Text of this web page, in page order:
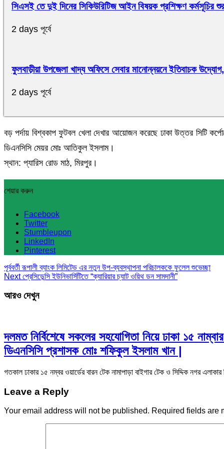
সিএসই তে দুই দিনের সিকিউরিটিজ আইন বিষয়ক প্রশিক্ষণ কর্মসূচির
2 days পূর্বে
ফুলবাড়ীয়া উপজেলা খাদ্য অফিসে সেবার মানোন্নয়নে ইতিবাচক
2 days পূর্বে
বড় পর্দায় বিশ্বকাপ ফুটবল খেলা দেখার আয়োজন করেছে ঢাকা উত্তর সিটি
ডিএনসিসি মেয়র মোঃ আতিকুল ইসলাম।
স্থান: প্যারিস রোড মাঠ, মিরপুর।
শেয়ার করুন
Facebook
Twitter
Stumbleupon
LinkedIn
Pinterest
পূর্ববর্তীরূপালী ব্যাংক লিমিটেড এর নতুন উপ-ব্যবস্থাপনা পরিচালককে ফুলেল শুভেচ্ছা
Nextপ্রেসিডেন্সি ইউনিভার্সিটিতে “ক্যারিয়ার চ্যাট ওয়িথ ডন সামদানী”
আরও দেখুন
দলমত নির্বিশেষে সকলের সহযোগিতা নিয়ে ঢাকা ১৫
ডিএনসিসি প্রশাসক মোঃ শফিকুল ইসলাম খান |
গতকাল ঢাকার ১৫ নম্বর ওয়ার্ডের বারন টেক নামাপাড়া বাইগার টেক ও সিদ্দিক নগর
Leave a Reply
Your email address will not be published. Required fields are